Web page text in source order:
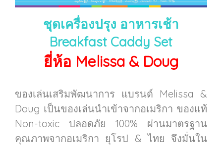
ชุดเครื่องปรุง อาหารเช้า
Breakfast Caddy Set
ยี่ห้อ Melissa & Doug
ของเล่นเสริมพัฒนาการ แบรนด์ Melissa &
Doug เป็นของเล่นนำเข้าจากอเมริกา ของแท้
Non-toxic ปลอดภัย 100% ผ่านมาตรฐาน
คุณภาพจากอเมริกา ยุโรป & ไทย จึงมั่นใน